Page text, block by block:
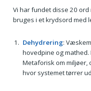
Vi har fundet disse 20
bruges i et krydsord med
Dehydrering:
hovedpine og mathed.
Metaforisk om miljøer,
hvor systemet tørrer